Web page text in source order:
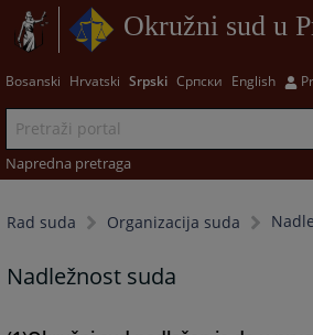
Okružni sud u
Bosanski Hrvatski Srpski Српски English
Napredna pretraga
Rad suda Organizacija suda
Nadležnost suda